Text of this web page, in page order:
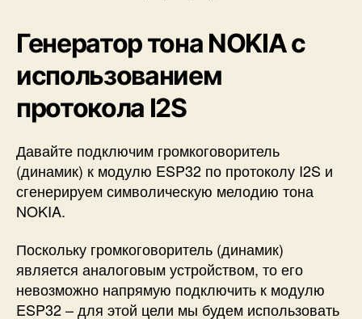
Генератор тона NOKIA с
использованием
протокола I2S
Давайте подключим громкоговоритель
(динамик) к модулю ESP32 по протоколу I2S и
сгенерируем символическую мелодию тона
NOKIA.
Поскольку громкоговоритель (динамик)
является аналоговым устройством, то его
невозможно напрямую подключить к модулю
ESP32 – для этой цели мы будем использовать